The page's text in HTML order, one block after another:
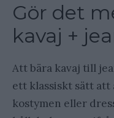
Gör det
kavaj +
Att bära kavaj till
ett klassiskt sätt att
kostymen eller